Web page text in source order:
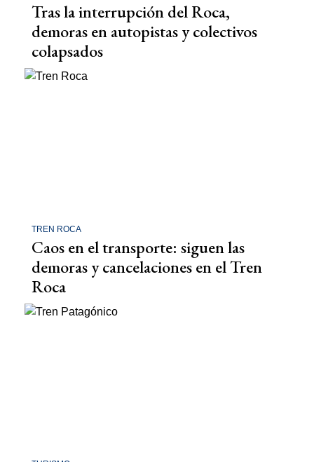
Tras la interrupción del Roca,
demoras en autopistas y colectivos
colapsados
TREN ROCA
Caos en el transporte: siguen las
demoras y cancelaciones en el Tren
Roca